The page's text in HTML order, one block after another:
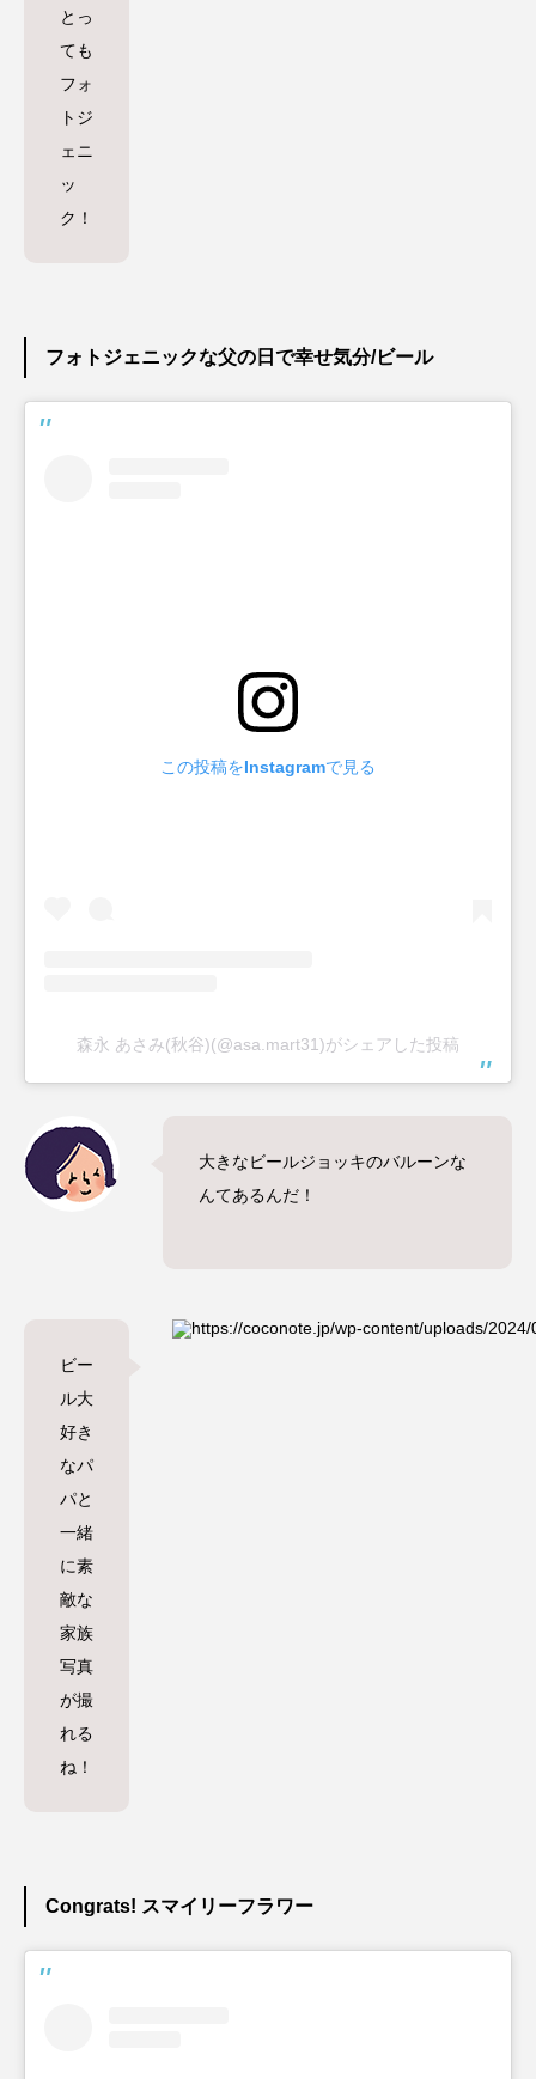
とっ
ても
フォ
トジ
ェニ
ッ
ク！
フォトジェニックな父の日で幸せ気分/ビール
この投稿をInstagramで見る
森永 あさみ(秋谷)(@asa.mart31)がシェアした投稿
大きなビールジョッキのバルーンな
んてあるんだ！
ビー
ル大
好き
なパ
パと
一緒
に素
敵な
家族
写真
が撮
れる
ね！
Congrats! スマイリーフラワー